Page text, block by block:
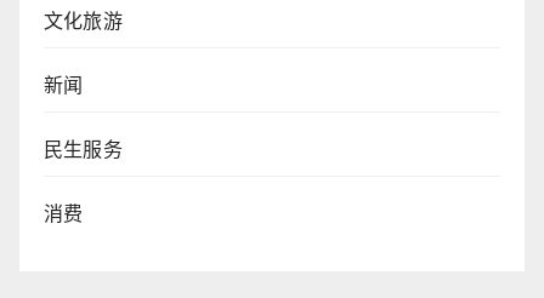
文化旅游
新闻
民生服务
消费